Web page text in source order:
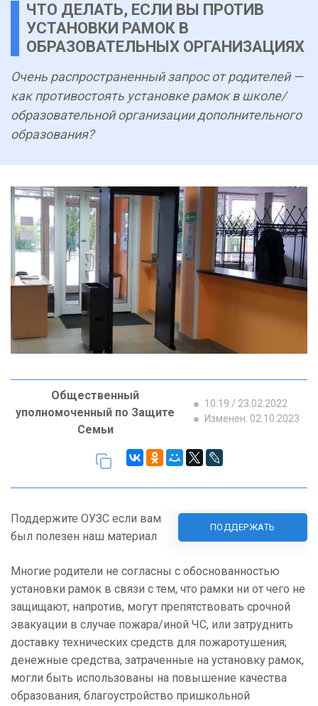
ЧТО ДЕЛАТЬ, ЕСЛИ ВЫ ПРОТИВ
УСТАНОВКИ РАМОК В
ОБРАЗОВАТЕЛЬНЫХ ОРГАНИЗАЦИЯХ
Очень распространенный запрос от родителей —
как противостоять установке рамок в школе/
образовательной организации дополнительного
образования?
Общественный
уполномоченный по Защите
Семьи
10:19 / 23.02.2022
Изменен: 02.10.2023
Поддержите ОУЗС если вам
был полезен наш материал
ПОДДЕРЖАТЬ
Многие родители не согласны с обоснованностью
установки рамок в связи с тем, что рамки ни от чего не
защищают, напротив, могут препятствовать срочной
эвакуации в случае пожара/иной ЧС, или затруднить
доставку технических средств для пожаротушения;
денежные средства, затраченные на установку рамок,
могли быть использованы на повышение качества
образования, благоустройство пришкольной